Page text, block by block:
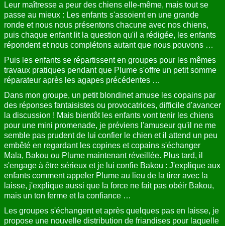
Leur maîtresse a peur des chiens elle-même, mais tout se
passe au mieux : Les enfants s'assoient en une grande
ronde et nous nous présentons chacune avec nos chiens,
puis chaque enfant lit la question qu'il a rédigée, les enfants
répondent et nous complétons autant que nous pouvons …
Puis les enfants se répartissent en groupes pour les mêmes
travaux pratiques pendant que Plume s'offre un petit somme
réparateur après les agapes précédentes …
Dans mon groupe, un petit blondinet amuse les copains par
des réponses fantaisistes ou provocatrices, difficile d'avancer
la discussion ! Mais bientôt les enfants vont tenir les chiens
pour une mini promenade, je préviens l'amuseur qu'il ne me
semble pas prudent de lui confier le chien et il attend un peu
embêté en regardant les copines et copains s'échanger
Mala, Bakou ou Plume maintenant réveillée. Plus tard, il
s'engage à être sérieux et je lui confie Bakou : J'explique aux
enfants comment appeler Plume au lieu de la tirer avec la
laisse, j'explique aussi que la force ne fait pas obéir Bakou,
mais un ton ferme et la confiance …
Les groupes s'échangent et après quelques pas en laisse, je
propose une nouvelle distribution de friandises pour laquelle